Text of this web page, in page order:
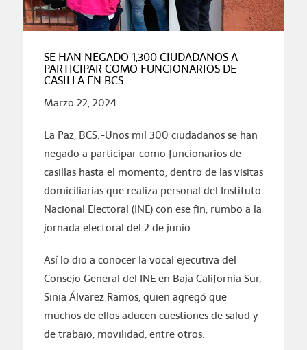
SE HAN NEGADO 1,300 CIUDADANOS A
PARTICIPAR COMO FUNCIONARIOS DE
CASILLA EN BCS
Marzo 22, 2024
La Paz, BCS.-Unos mil 300 ciudadanos se han
negado a participar como funcionarios de
casillas hasta el momento, dentro de las visitas
domiciliarias que realiza personal del Instituto
Nacional Electoral (INE) con ese fin, rumbo a la
jornada electoral del 2 de junio.
Así lo dio a conocer la vocal ejecutiva del
Consejo General del INE en Baja California Sur,
Sinia Álvarez Ramos, quien agregó que
muchos de ellos aducen cuestiones de salud y
de trabajo, movilidad, entre otros.